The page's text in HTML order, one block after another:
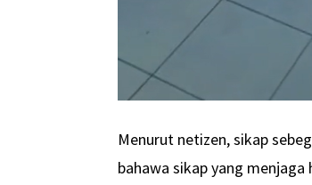
Menurut netizen, sikap
bahawa sikap yang